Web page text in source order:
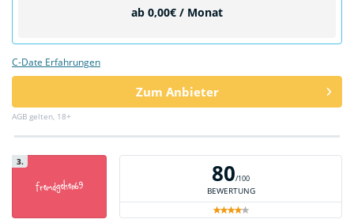
ab 0,00€ / Monat
C-Date Erfahrungen
Zum Anbieter
AGB gelten, 18+
3. 80/100
BEWERTUNG